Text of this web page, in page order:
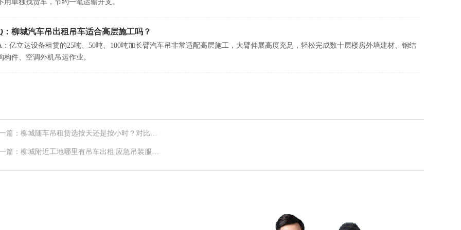
用单独找货车，节约一笔运输开支。
：柳城汽车吊出租吊车适合高层施工吗？
：亿立达设备租赁的25吨、50吨、100吨加长臂汽车吊非常适配高层施工，大臂伸展高度充足，轻松完成数十层楼房外墙建材、钢结
构件、空调外机吊运作业。
篇：柳城随车吊租赁选按天还是按小时？对比分
篇：柳城附近工地哪里有吊车出租|应急吊装服